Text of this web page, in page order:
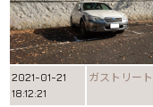
2021-01-21
18:12:21
ガストリート